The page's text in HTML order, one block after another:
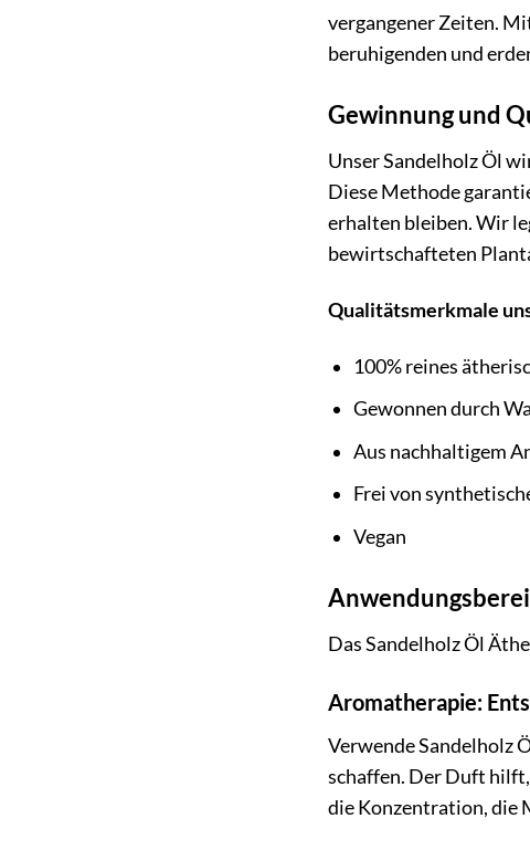
vergangener Zeiten.
beruhigenden und
Gewinnung und
Unser Sandelholz Öl
Diese Methode
erhalten bleiben. Wir
bewirtschafteten
Qualitätsmerkmale
100% reines
Gewonnen durch
Aus nachhaltigem
Frei von
Vegan
Das Sandelholz Öl
Aromatherapie:
Verwende Sandelholz
schaffen. Der Duft
die Konzentration, die